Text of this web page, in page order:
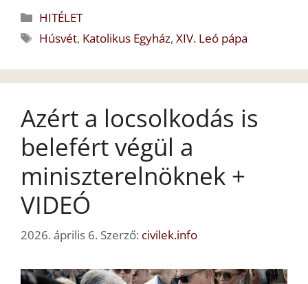
Kategória
HITÉLET
Címkék
Húsvét, Katolikus Egyház,XIV. Leó pápa
Azért a locsolkodás is
belefért végül a
miniszterelnöknek +
VIDEÓ
2026. április 6. Szerző: civilek.info